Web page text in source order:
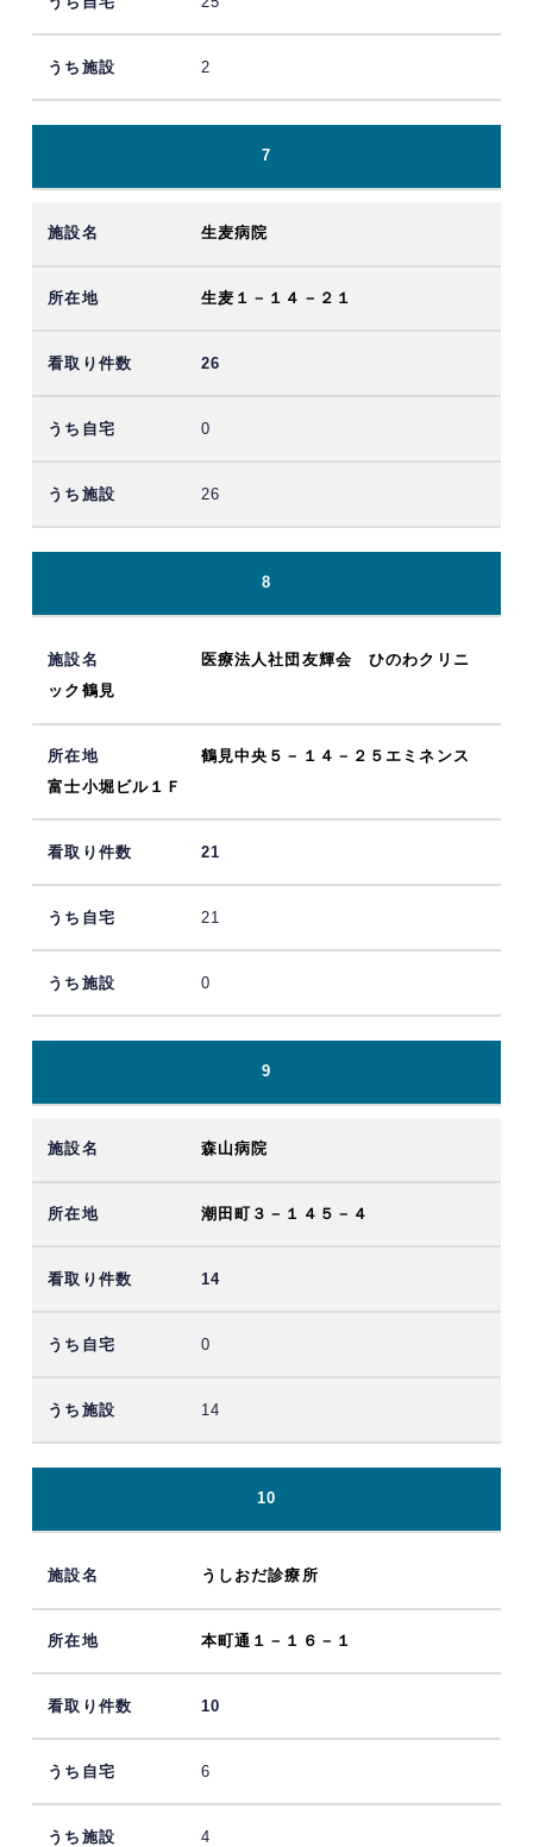
2
7
生麦病院
生麦１－１４－２１
26
0
26
8
医療法人社団友輝会 ひのわクリニ
ック鶴見
鶴見中央５－１４－２５エミネンス
富士小堀ビル１Ｆ
21
21
0
9
森山病院
潮田町３－１４５－４
14
0
14
10
うしおだ診療所
本町通１－１６－１
10
6
4